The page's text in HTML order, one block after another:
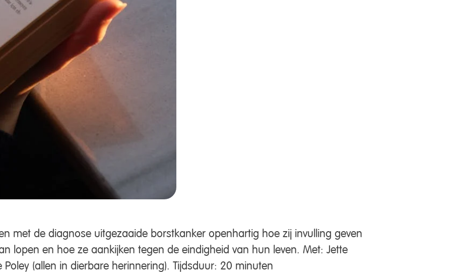
met de diagnose uitgezaaide borstkanker openhartig hoe zij invulling geven
lopen en hoe ze aankijken tegen de eindigheid van hun leven. Met: Jette
Poley (allen in dierbare herinnering). Tijdsduur: 20 minuten